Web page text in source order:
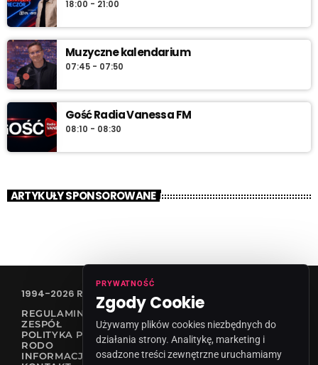
18:00 - 21:00
Muzyczne kalendarium
07:45 - 07:50
Gość Radia Vanessa FM
08:10 - 08:30
ARTYKUŁY SPONSOROWANE
1994-2026 RADIO VANESSA SPÓŁKA Z O.O
REGULAMIN KONKURSÓW
ZESPÓŁ
POLITYKA PRYWATNOŚCI
RODO
INFORMACJA O NADAWCY
PRYWATNOŚĆ
Zgody Cookie
Używamy plików cookies niezbędnych do
działania strony. Analitykę, marketing i
osadzone treści zewnętrzne uruchamiamy